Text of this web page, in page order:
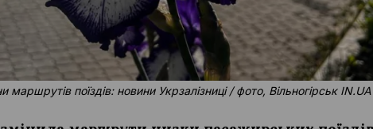
маршрутів поїздів: новини Укрзалізниці / фото, Вільногірськ IN.UA